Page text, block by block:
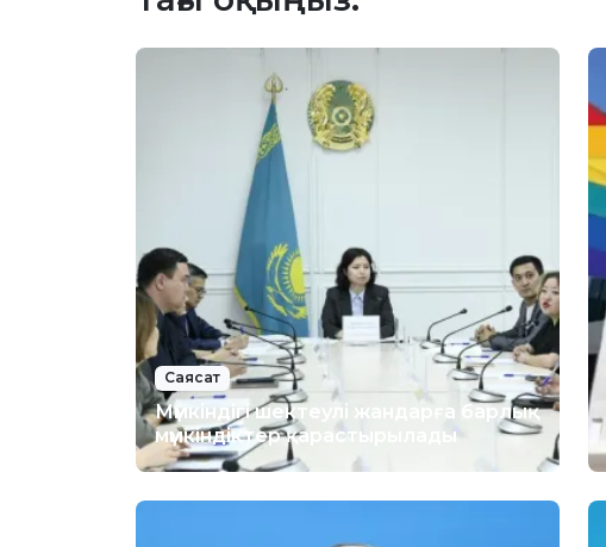
Саясат
Мүмкіндігі шектеулі жандарға барлық
мүмкіндіктер қарастырылады